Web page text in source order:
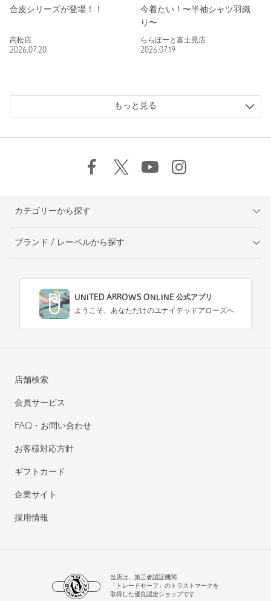
合皮シリーズが登場！！
高松店
2026.07.20
今着たい！〜半袖シャツ羽織
り〜
ららぽーと富士見店
2026.07.19
もっと見る
カテゴリーから探す
ブランド / レーベルから探す
UNITED ARROWS ONLINE 公式アプリ
ようこそ、あなただけのユナイテッドアローズへ
店舗検索
会員サービス
FAQ・お問い合わせ
お客様対応方針
ギフトカード
企業サイト
採用情報
当店は、第三者認証機関
「トレードセーフ」のトラストマークを
取得した優良認定ショップです